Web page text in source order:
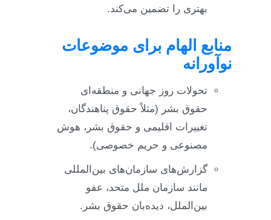
بهتری را تضمین می‌کند.
منابع الهام برای موضوعات
نوآورانه
تحولات روز جهانی و منطقه‌ای
حقوق بشر (مثلاً حقوق پناهندگان،
تغییرات اقلیمی و حقوق بشر، هوش
مصنوعی و حریم خصوصی).
گزارش‌های سازمان‌های بین‌المللی
مانند سازمان ملل متحد، عفو
بین‌الملل، دیده‌بان حقوق بشر.